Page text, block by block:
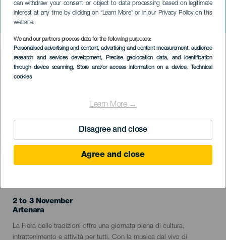
can withdraw your consent or object to data processing based on legitimate
interest at any time by clicking on “Learn More” or in our Privacy Policy on this
website.
We and our partners process data for the following purposes:
Personalised advertising and content, advertising and content measurement, audience
research and services development, Precise geolocation data, and identification
through device scanning, Store and/or access information on a device, Technical
cookies
Learn More →
Disagree and close
Agree and close
Fiera delle tradizioni
GRAN CANARIA
Imagen
Listado
2 to 3 November
Localidad
Artenara
Descripción
del
La Fiera delle tradizioni offre una giornata piena di cultura,
intrattenimento e attività per tutti. Con la musica dal vivo di